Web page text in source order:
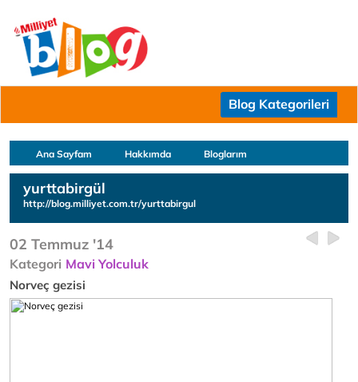
Blog Kategorileri
Ana Sayfam Hakkımda Bloglarım
yurttabirgül
http://blog.milliyet.com.tr/yurttabirgul
02 Temmuz '14
Kategori Mavi Yolculuk
Norveç gezisi